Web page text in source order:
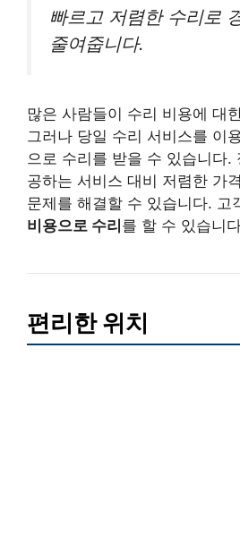
빠르고 저렴한 수리로
줄여줍니다.
많은 사람들이 수리 비용에 대
그러나 당일 수리 서비스를 이
으로 수리를 받을 수 있습니다.
공하는 서비스 대비 저렴한 가
문제를 해결할 수 있습니다. 고
비용으로 수리를 할 수 있습니
편리한 위치